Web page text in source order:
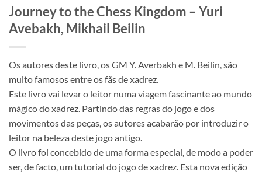
Journey to the Chess Kingdom – Yuri
Avebakh, Mikhail Beilin
Os autores deste livro, os GM Y. Averbakh e M. Beilin, são
muito famosos entre os fãs de xadrez.
Este livro vai levar o leitor numa viagem fascinante ao mundo
mágico do xadrez. Partindo das regras do jogo e dos
movimentos das peças, os autores acabarão por introduzir o
leitor na beleza deste jogo antigo.
O livro foi concebido de uma forma especial, de modo a poder
ser, de facto, um tutorial do jogo de xadrez. Esta nova edição